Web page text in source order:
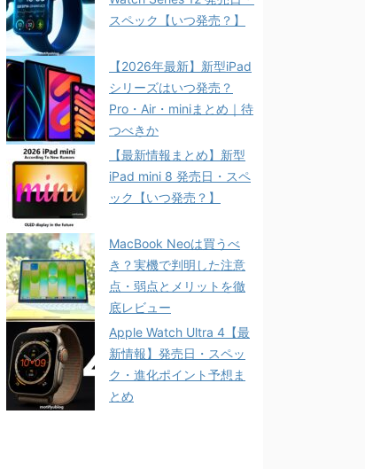
スペック【いつ発売？】
【2026年最新】新型iPad
シリーズはいつ発売？
Pro・Air・miniまとめ｜待
つべきか
【最新情報まとめ】新型
iPad mini 8 発売日・スペ
ック【いつ発売？】
MacBook Neoは買うべ
き？実機で判明した注意
点・弱点とメリットを徹
底レビュー
Apple Watch Ultra 4【最
新情報】発売日・スペッ
ク・進化ポイント予想ま
とめ